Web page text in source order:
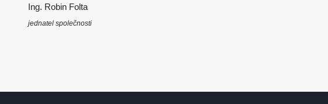
Ing. Robin Folta
jednatel společnosti